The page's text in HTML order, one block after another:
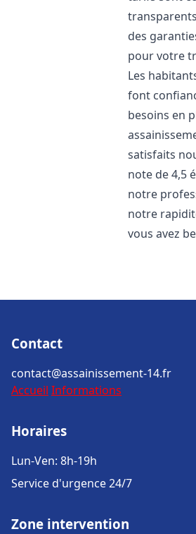
des
pour votre
Les
font
besoins en
satisfaits
note de 4,5
notre
notre
vous avez
Contact
contact@assainissement-14.fr
Accueil Informations
Horaires
Lun-Ven: 8h-19h
Service d'urgence 24/7
Zone intervention